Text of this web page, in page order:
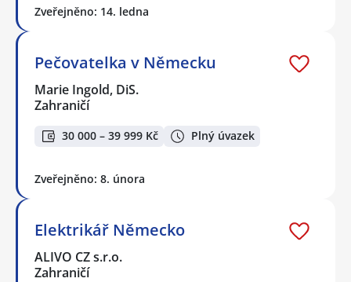
Zveřejněno: 14. ledna
Pečovatelka v Německu
Marie Ingold, DiS.
Zahraničí
30 000 – 39 999 Kč Plný úvazek
Zveřejněno: 8. února
Elektrikář Německo
ALIVO CZ s.r.o.
Zahraničí